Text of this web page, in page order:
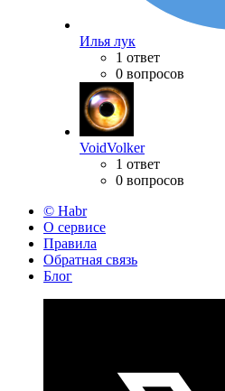
Илья лук
1 ответ
0 вопросов
VoidVolker
1 ответ
0 вопросов
© Habr
О сервисе
Правила
Обратная связь
Блог